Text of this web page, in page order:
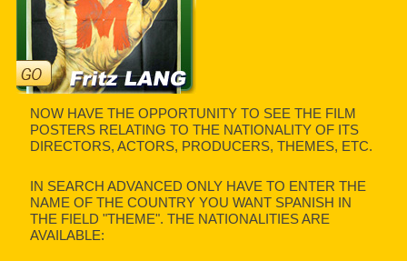
NOW HAVE THE OPPORTUNITY TO SEE THE FILM
POSTERS RELATING TO THE NATIONALITY OF ITS
DIRECTORS, ACTORS, PRODUCERS, THEMES, ETC.
IN SEARCH ADVANCED ONLY HAVE TO ENTER THE
NAME OF THE COUNTRY YOU WANT SPANISH IN
THE FIELD "THEME". THE NATIONALITIES ARE
AVAILABLE: